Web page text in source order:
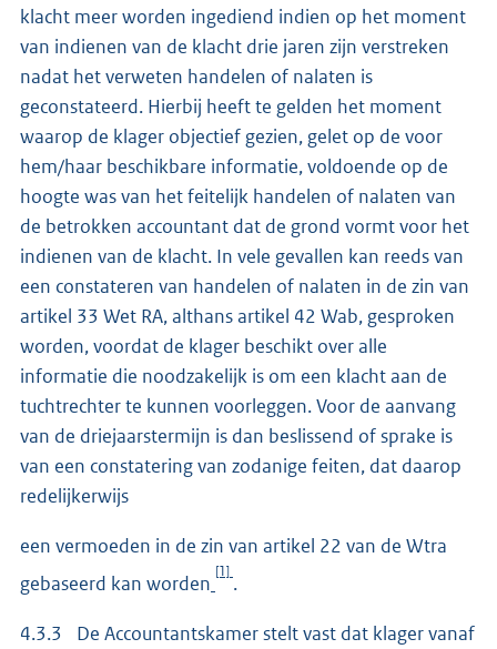
klacht meer worden ingediend indien op het moment
van indienen van de klacht drie jaren zijn verstreken
nadat het verweten handelen of nalaten is
geconstateerd. Hierbij heeft te gelden het moment
waarop de klager objectief gezien, gelet op de voor
hem/haar beschikbare informatie, voldoende op de
hoogte was van het feitelijk handelen of nalaten van
de betrokken accountant dat de grond vormt voor het
indienen van de klacht. In vele gevallen kan reeds van
een constateren van handelen of nalaten in de zin van
artikel 33 Wet RA, althans artikel 42 Wab, gesproken
worden, voordat de klager beschikt over alle
informatie die noodzakelijk is om een klacht aan de
tuchtrechter te kunnen voorleggen. Voor de aanvang
van de driejaarstermijn is dan beslissend of sprake is
van een constatering van zodanige feiten, dat daarop
redelijkerwijs
een vermoeden in de zin van artikel 22 van de Wtra
gebaseerd kan worden
[1]
.
4.3.3 De Accountantskamer stelt vast dat klager vanaf